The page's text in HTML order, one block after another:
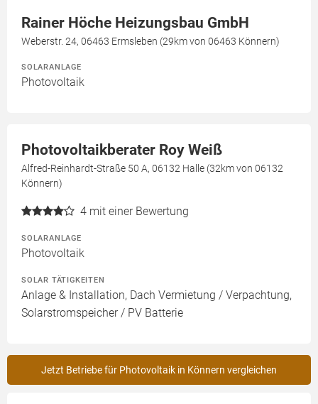
Rainer Höche Heizungsbau GmbH
Weberstr. 24, 06463 Ermsleben (29km von 06463 Könnern)
SOLARANLAGE
Photovoltaik
Photovoltaikberater Roy Weiß
Alfred-Reinhardt-Straße 50 A, 06132 Halle (32km von 06132
Könnern)
4 mit einer Bewertung
SOLARANLAGE
Photovoltaik
SOLAR TÄTIGKEITEN
Anlage & Installation, Dach Vermietung / Verpachtung,
Solarstromspeicher / PV Batterie
Jetzt Betriebe für Photovoltaik in Könnern vergleichen